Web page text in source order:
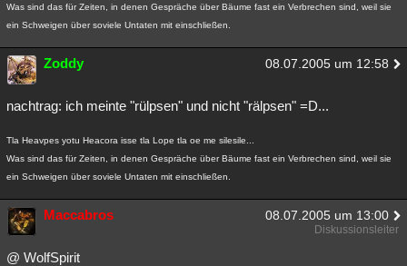
Was sind das für Zeiten, in denen Gespräche über Bäume fast ein Verbrechen sind, weil sie
ein Schweigen über soviele Untaten mit einschließen.
Zoddy 08.07.2005 um 12:58
nachtrag: ich meinte "rülpsen" und nicht "rälpsen" =D...
Tla Heavpes yotu Heacora isse tla Lope tla oe me silesile...
Was sind das für Zeiten, in denen Gespräche über Bäume fast ein Verbrechen sind, weil sie
ein Schweigen über soviele Untaten mit einschließen.
Maccabros 08.07.2005 um 13:00
Diskussionsleiter
@ WolfSpirit